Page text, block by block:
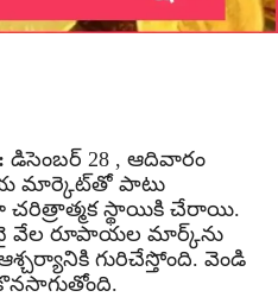
డిసెంబర్ 28 , ఆదివారం
మార్కెట్‌తో పాటు
స్థాయికి చేరాయి.
వేల రూపాయల మార్క్‌ను
గురిచేస్తోంది. వెండి